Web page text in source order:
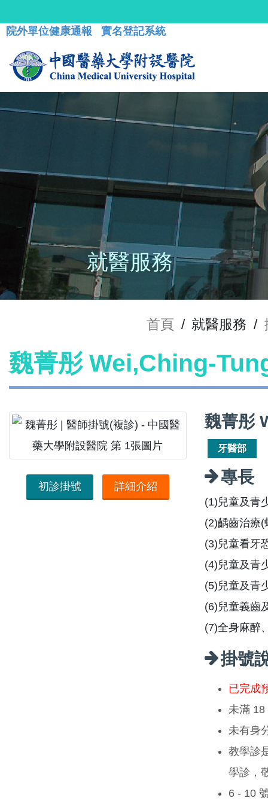
院外單位健康通報 實名登記系統
就醫服務
首頁 / 就醫服務 /
魏菁彤 Wei,Ching-
初診掛號 詳細介紹
魏菁彤
牙醫部
專長
(1)兒童及青
(2)齲齒治療
(3)兒童看牙
(4)兒童及青
(5)兒童及青
(6)兒童義齒
(7)全身麻醉
掛號
已完成
未滿 18
未有身
教學診
學診，
6 - 10